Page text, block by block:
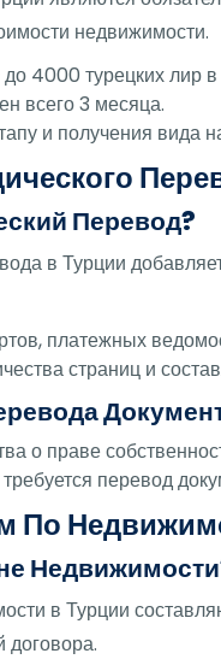
недвижимости.
4000 турецких лир
всего 3 месяца.
и получения вида
Перевод?
в Турции
платежных
страниц и
о праве
перевод
По
в Турции
договора.